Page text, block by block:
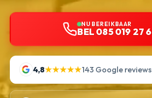
NU BEREIKBAAR
BEL 085 019 27
4,8★★★★★143 Google reviews